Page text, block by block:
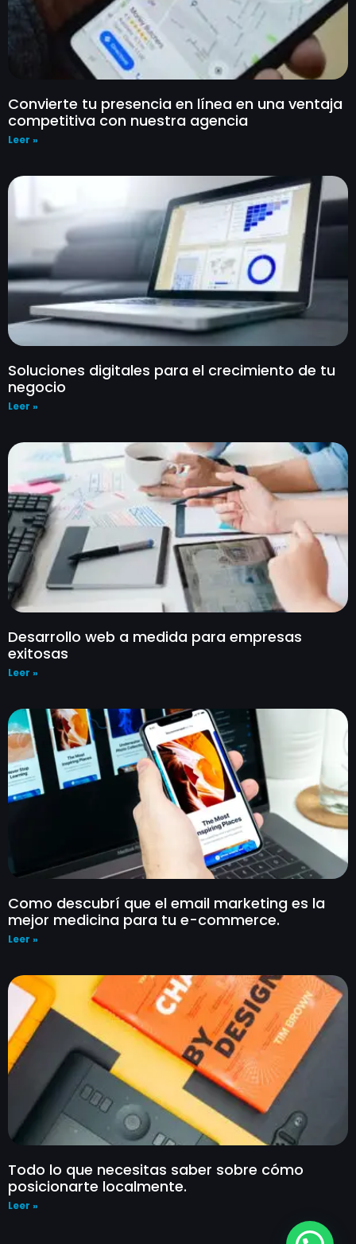
Convierte tu presencia en línea en una ventaja
competitiva con nuestra agencia
Leer »
Soluciones digitales para el crecimiento de tu
negocio
Leer »
Desarrollo web a medida para empresas
exitosas
Leer »
Como descubrí que el email marketing es la
mejor medicina para tu e-commerce.
Leer »
Todo lo que necesitas saber sobre cómo
posicionarte localmente.
Leer »